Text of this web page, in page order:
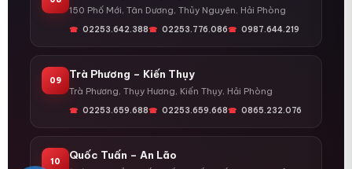
150 Phố Mới, Tân Dương, Thủy Nguyên, Hải Phòng
02253.642.388 02253.776.086 0987.644.219
09
Trà Phương – Kiến Thụy
Trà Phương, Thụy Hương, Kiến Thụy, Hải Phòng
02253.659.688 02253.659.668 0865.232.076
10
Quốc Tuấn – An Lão